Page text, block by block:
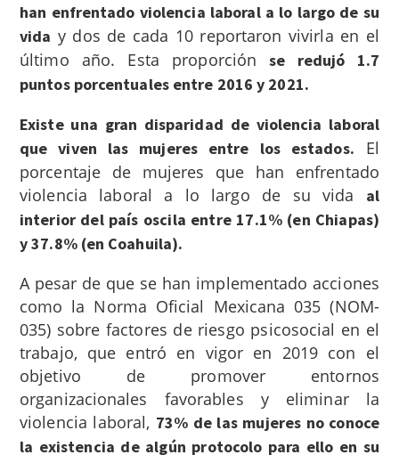
han enfrentado violencia laboral a lo largo de su
vida y dos de cada 10 reportaron vivirla en el
último año. Esta proporciónse redujó 1.7
puntos porcentuales entre 2016 y 2021.
Existe una gran disparidad de violencia laboral
que viven las mujeres entre los estados. El
porcentaje de mujeres que han enfrentado
violencia laboral a lo largo de su vida al
interior del país oscila entre 17.1% (en Chiapas)
y 37.8% (en Coahuila).
A pesar de que se han implementado acciones
como la Norma Oficial Mexicana 035 (NOM-
035) sobre factores de riesgo psicosocial en el
trabajo, que entró en vigor en 2019 con el
objetivo de promover entornos
organizacionales favorables y eliminar la
violencia laboral, 73% de las mujeres no conoce
la existencia de algún protocolo para ello en su